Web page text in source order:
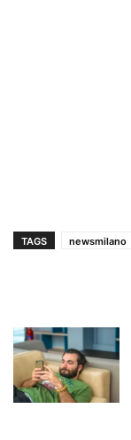
TAGS newsmilano